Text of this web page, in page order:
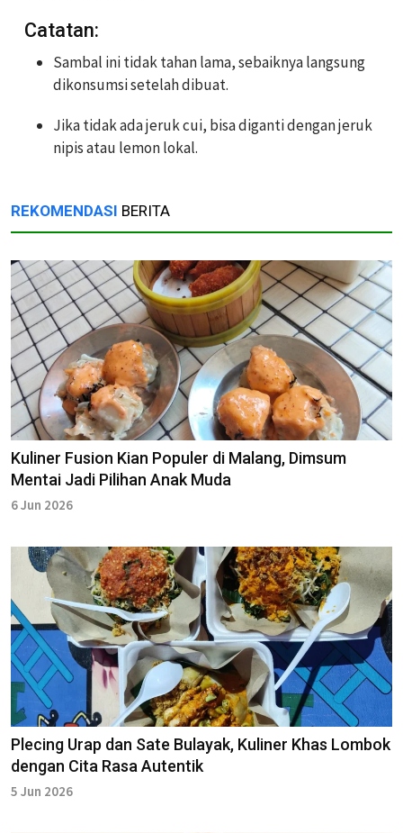
Catatan:
Sambal ini tidak tahan lama, sebaiknya langsung
dikonsumsi setelah dibuat.
Jika tidak ada jeruk cui, bisa diganti dengan jeruk
nipis atau lemon lokal.
REKOMENDASI BERITA
Kuliner Fusion Kian Populer di Malang, Dimsum
Mentai Jadi Pilihan Anak Muda
6 Jun 2026
Plecing Urap dan Sate Bulayak, Kuliner Khas Lombok
dengan Cita Rasa Autentik
5 Jun 2026